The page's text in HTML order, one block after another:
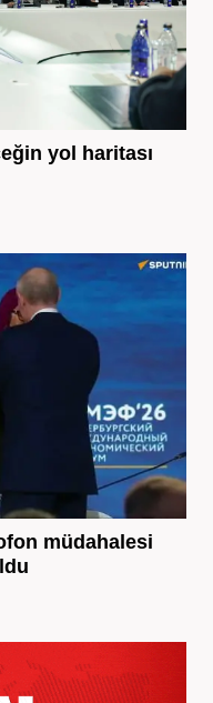
yol haritası
müdahalesi